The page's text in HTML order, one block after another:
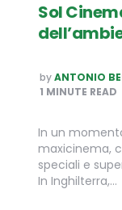
Sol
POSTED
BY
byANTONIO
1 MINUTE READ
In un
maxicinema,
speciali e
In Inghilterra,…